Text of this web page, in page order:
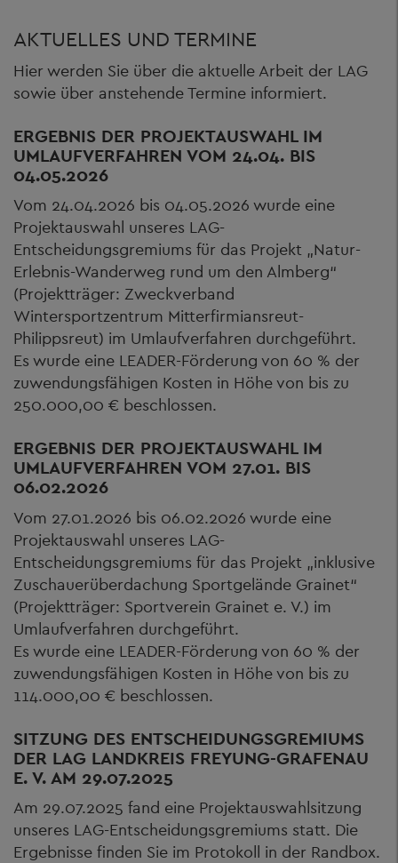
AKTUELLES UND TERMINE
Hier werden Sie über die aktuelle Arbeit der LAG
sowie über anstehende Termine informiert.
ERGEBNIS DER PROJEKTAUSWAHL IM
UMLAUFVERFAHREN VOM 24.04. BIS
04.05.2026
Vom 24.04.2026 bis 04.05.2026 wurde eine
Projektauswahl unseres LAG-
Entscheidungsgremiums für das Projekt „Natur-
Erlebnis-Wanderweg rund um den Almberg“
(Projektträger: Zweckverband
Wintersportzentrum Mitterfirmiansreut-
Philippsreut) im Umlaufverfahren durchgeführt.
Es wurde eine LEADER-Förderung von 60 % der
zuwendungsfähigen Kosten in Höhe von bis zu
250.000,00 € beschlossen.
ERGEBNIS DER PROJEKTAUSWAHL IM
UMLAUFVERFAHREN VOM 27.01. BIS
06.02.2026
Vom 27.01.2026 bis 06.02.2026 wurde eine
Projektauswahl unseres LAG-
Entscheidungsgremiums für das Projekt „inklusive
Zuschauerüberdachung Sportgelände Grainet“
(Projektträger: Sportverein Grainet e. V.) im
Umlaufverfahren durchgeführt.
Es wurde eine LEADER-Förderung von 60 % der
zuwendungsfähigen Kosten in Höhe von bis zu
114.000,00 € beschlossen.
SITZUNG DES ENTSCHEIDUNGSGREMIUMS
DER LAG LANDKREIS FREYUNG-GRAFENAU
E. V. AM 29.07.2025
Am 29.07.2025 fand eine Projektauswahlsitzung
unseres LAG-Entscheidungsgremiums statt. Die
Ergebnisse finden Sie im Protokoll in der Randbox.